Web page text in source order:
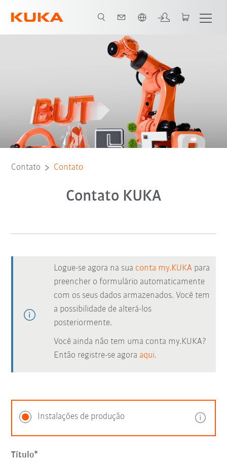
Contato Contato
Contato KUKA
Logue-se agora na sua conta my.KUKA para
preencher o formulário automaticamente
com os seus dados armazenados. Você tem
a possibilidade de alterá-los
posteriormente.
Você ainda não tem uma conta my.KUKA?
Então registre-se agora aqui.
Instalações de produção
Título